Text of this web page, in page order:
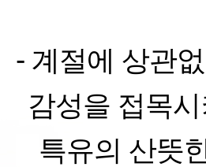
- 계절에 상관
감성을 접목시
특유의 산뜻